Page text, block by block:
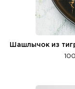
Шашлычок из